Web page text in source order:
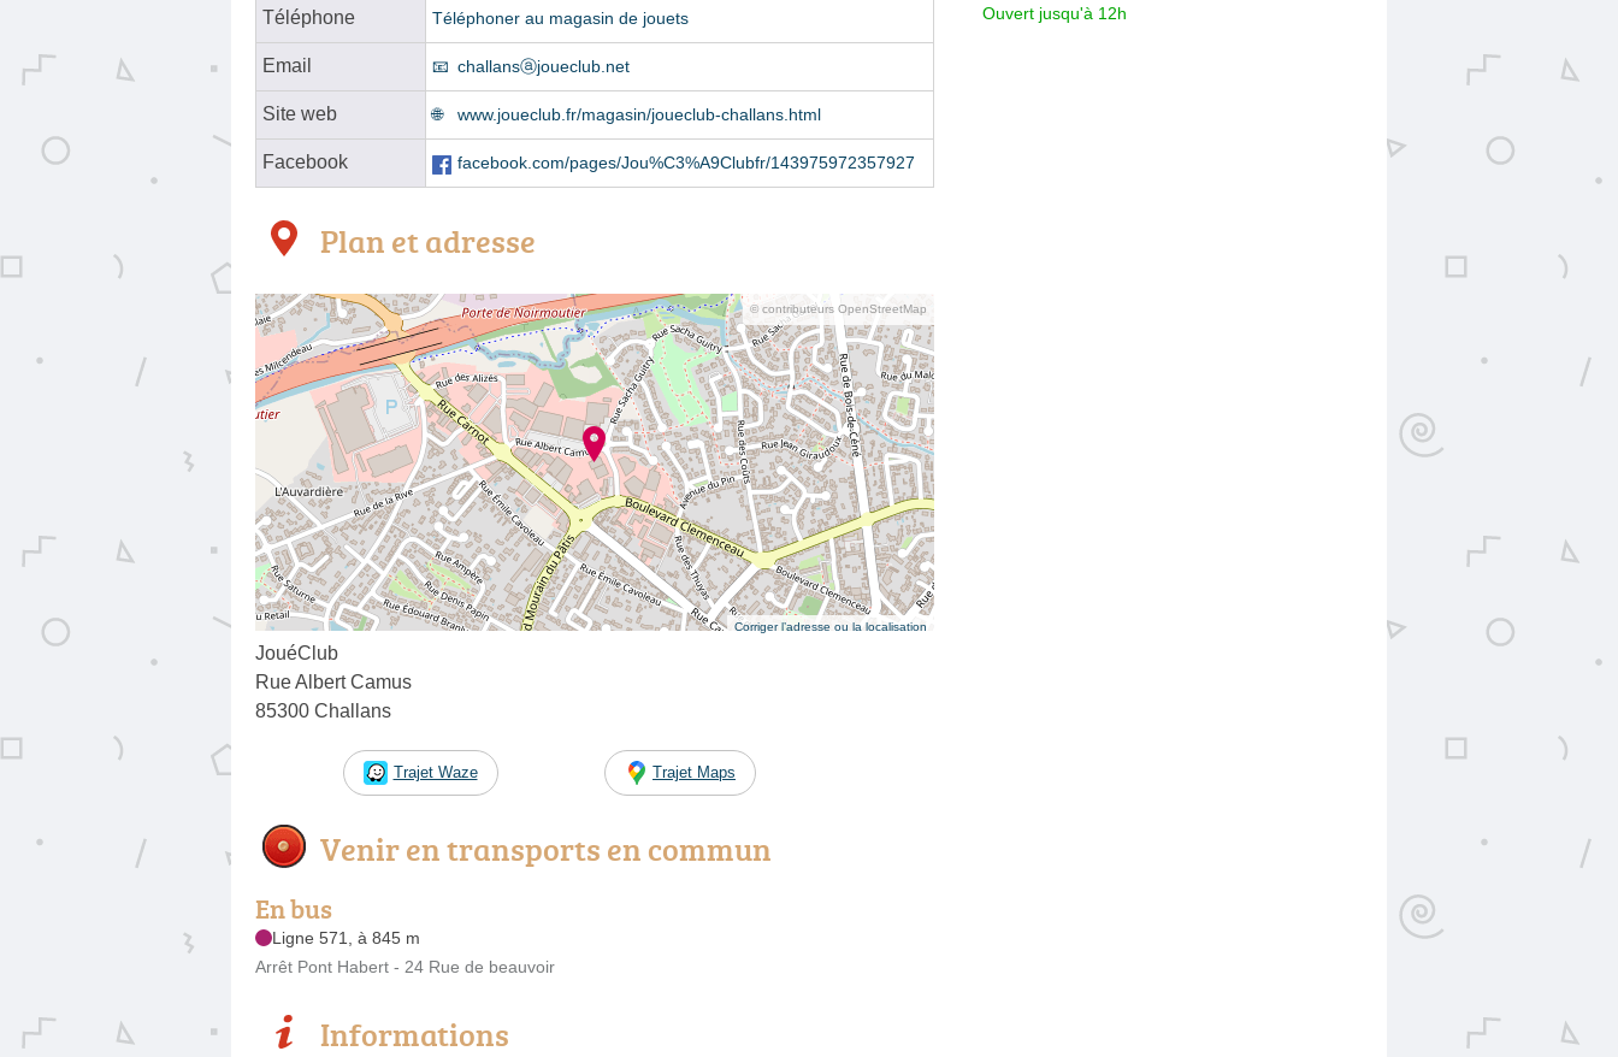
Téléphone Téléphoner au magasin de jouets
Email challansⓐjoueclub.net
Site web www.joueclub.fr/magasin/joueclub-challans.html
Facebook facebook.com/pages/Jou%C3%A9Clubfr/143975972357927
Plan et adresse
© contributeurs OpenStreetMap
Corriger l’adresse ou la localisation
JouéClub
Rue Albert Camus
85300 Challans
Trajet Waze Trajet Maps
Venir en transports en commun
En bus
Ligne 571, à 845 m
Arrêt Pont Habert - 24 Rue de beauvoir
Informations
Ouvert jusqu'à 12h